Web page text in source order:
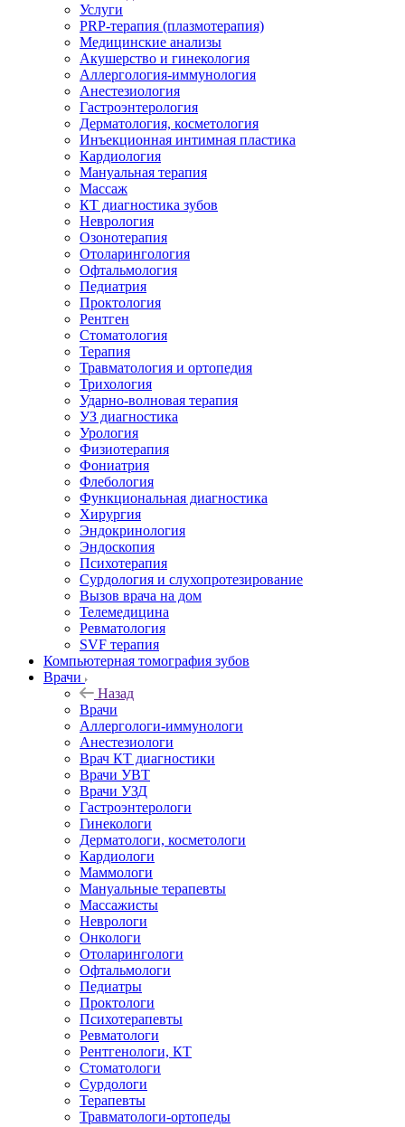
Услуги
PRP-терапия (плазмотерапия)
Медицинские анализы
Акушерство и гинекология
Аллергология-иммунология
Анестезиология
Гастроэнтерология
Дерматология, косметология
Инъекционная интимная пластика
Кардиология
Мануальная терапия
Массаж
КТ диагностика зубов
Неврология
Озонотерапия
Отоларингология
Офтальмология
Педиатрия
Проктология
Рентген
Стоматология
Терапия
Травматология и ортопедия
Трихология
Ударно-волновая терапия
УЗ диагностика
Урология
Физиотерапия
Фониатрия
Флебология
Функциональная диагностика
Хирургия
Эндокринология
Эндоскопия
Психотерапия
Сурдология и слухопротезирование
Вызов врача на дом
Телемедицина
Ревматология
SVF терапия
Компьютерная томография зубов
Врачи
Назад
Врачи
Аллергологи-иммунологи
Анестезиологи
Врач КТ диагностики
Врачи УВТ
Врачи УЗД
Гастроэнтерологи
Гинекологи
Дерматологи, косметологи
Кардиологи
Маммологи
Мануальные терапевты
Массажисты
Неврологи
Онкологи
Отоларингологи
Офтальмологи
Педиатры
Проктологи
Психотерапевты
Ревматологи
Рентгенологи, КТ
Стоматологи
Сурдологи
Терапевты
Травматологи-ортопеды